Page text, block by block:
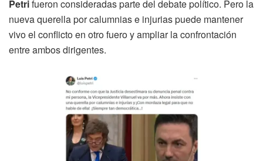
Petrifueron consideradas parte del debate político. Pero la
nueva querella por calumnias e injurias puede mantener
vivo el conflicto en otro fuero y ampliar la confrontación
entre ambos dirigentes.